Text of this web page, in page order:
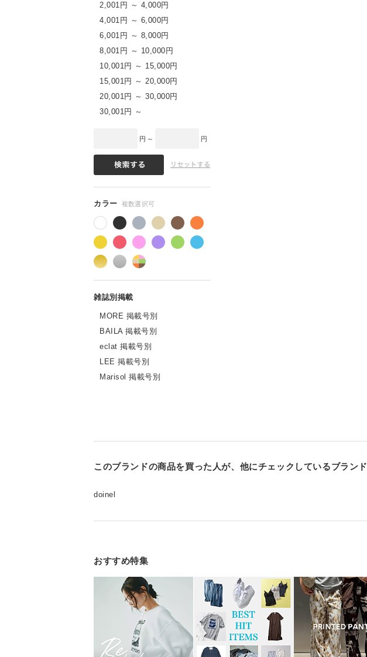
2,001円 ～ 4,000円
4,001円 ～ 6,000円
6,001円 ～ 8,000円
8,001円 ～ 10,000円
10,001円 ～ 15,000円
15,001円 ～ 20,000円
20,001円 ～ 30,000円
30,001円 ～
円 ～ 円
MORE 掲載号別
BAILA 掲載号別
eclat 掲載号別
LEE 掲載号別
Marisol 掲載号別
このブランドの商品を買った人が、他にチェックしているブランド
doinel
おすすめ特集